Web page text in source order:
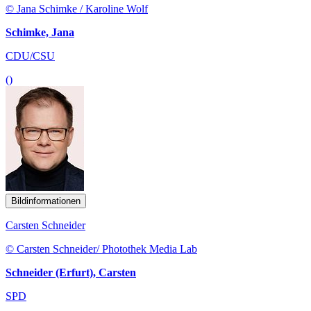
© Jana Schimke / Karoline Wolf
Schimke, Jana
CDU/CSU
()
Bildinformationen
Carsten Schneider
© Carsten Schneider/ Photothek Media Lab
Schneider (Erfurt), Carsten
SPD